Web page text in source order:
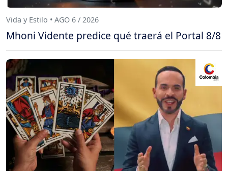
Vida y Estilo • AGO 6 / 2026
Mhoni Vidente predice qué traerá el Portal 8/8